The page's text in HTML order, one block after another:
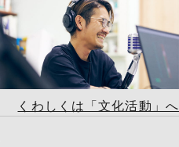
くわしくは「文化活動」へ